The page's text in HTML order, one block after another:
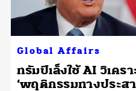
Global Affairs
ทรัมป์เล็งใช้ AI วิเคร
‘พฤติกรรมทางประส